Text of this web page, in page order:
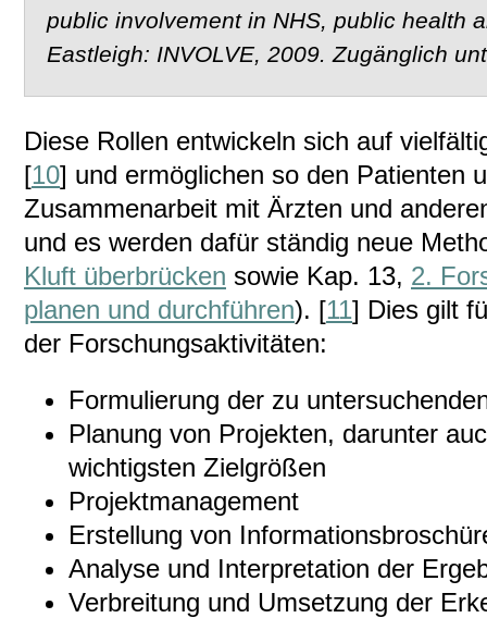
public involvement in NHS, public health
Eastleigh: INVOLVE, 2009. Zugänglich
Diese Rollen entwickeln sich auf
[10] und ermöglichen so den Patienten
Zusammenarbeit mit Ärzten und
und es werden dafür ständig neue
Kluft überbrücken sowie Kap. 13, 2.
planen und durchführen). [11] Dies gilt
der Forschungsaktivitäten:
Formulierung der zu
Planung von Projekten, darunter
wichtigsten Zielgrößen
Projektmanagement
Erstellung von
Analyse und Interpretation der
Verbreitung und Umsetzung der